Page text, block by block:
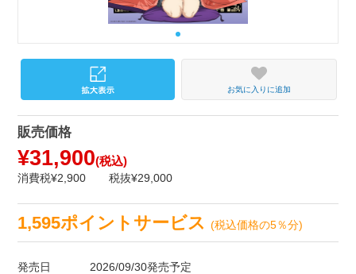
お気に入りに追加
販売価格
¥31,900(税込)
消費税¥2,900 税抜¥29,000
1,595ポイントサービス(税込価格の5％分)
発売日 2026/09/30発売予定